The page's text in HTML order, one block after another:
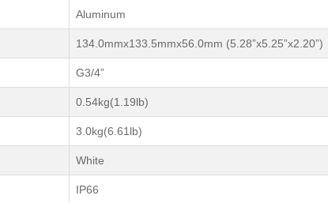
Aluminum
134.0mmx133.5mmx56.0mm (5.28”x5.25”x2.20”)
G3/4”
0.54kg(1.19lb)
3.0kg(6.61lb)
White
IP66